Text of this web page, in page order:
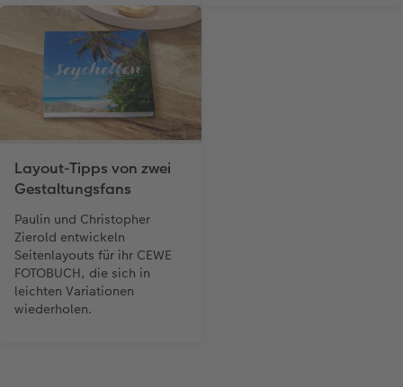
Layout-Tipps von zwei
Gestaltungsfans
Paulin und Christopher
Zierold entwickeln
Seitenlayouts für ihr CEWE
FOTOBUCH, die sich in
leichten Variationen
wiederholen.